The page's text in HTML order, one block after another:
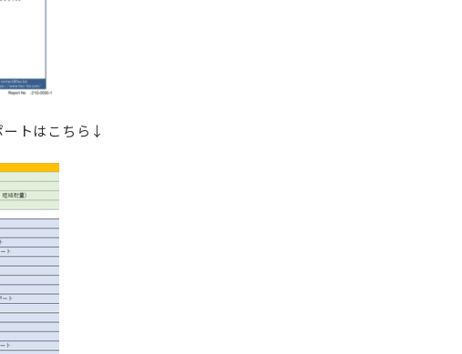
ートはこちら↓